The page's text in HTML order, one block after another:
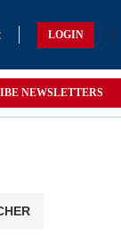
LOGIN
NEWSLETTERS